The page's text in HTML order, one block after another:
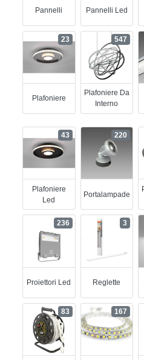
Pannelli Pannelli Led
Plafoniere
23
Plafoniere Da
Interno
547
Plafoniere
Led
43
Portalampade
220
Proiettori Led
236
Reglette
3
83 167